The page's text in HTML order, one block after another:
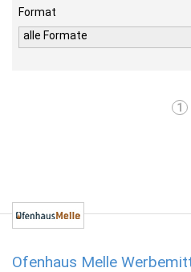
Format
alle Formate
1
Ofenhaus Melle